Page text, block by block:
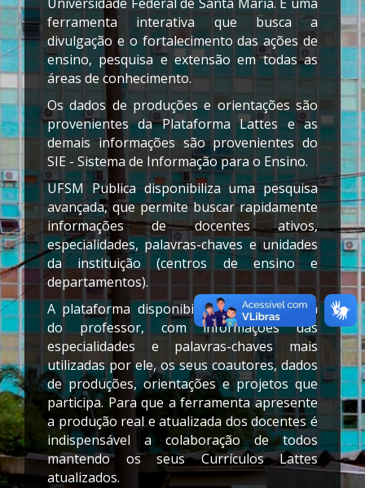
Cursos
Produções
Projetos
Estudantes
Docentes
Painel
Lattes-
Qualis
ferramenta interativa que busca a
divulgação e o fortalecimento das ações de
ensino, pesquisa e extensão em todas as
áreas de conhecimento.
Os dados de produções e orientações são
provenientes da Plataforma Lattes e as
demais informações são provenientes do
SIE - Sistema de Informação para o Ensino.
UFSM Publica disponibiliza uma pesquisa
avançada, que permite buscar rapidamente
informações de docentes ativos,
especialidades, palavras-chaves e unidades
da instituição (centros de ensino e
departamentos).
A plataforma disponibiliza ainda a página
do professor, com informações das
especialidades e palavras-chaves mais
utilizadas por ele, os seus coautores, dados
de produções, orientações e projetos que
participa. Para que a ferramenta apresente
a produção real e atualizada dos docentes é
indispensável a colaboração de todos
mantendo os seus Currículos Lattes
atualizados.